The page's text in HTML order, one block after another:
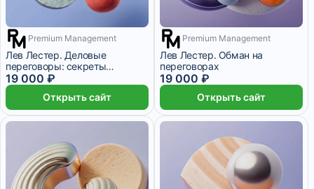
2 месяцаPremium Management
Лев Лестер. Деловые
переговоры: секреты
мастерства
19 000 ₽
Открыть сайт
2 месяцаPremium Management
Лев Лестер. Обман на
переговорах
19 000 ₽
Открыть сайт